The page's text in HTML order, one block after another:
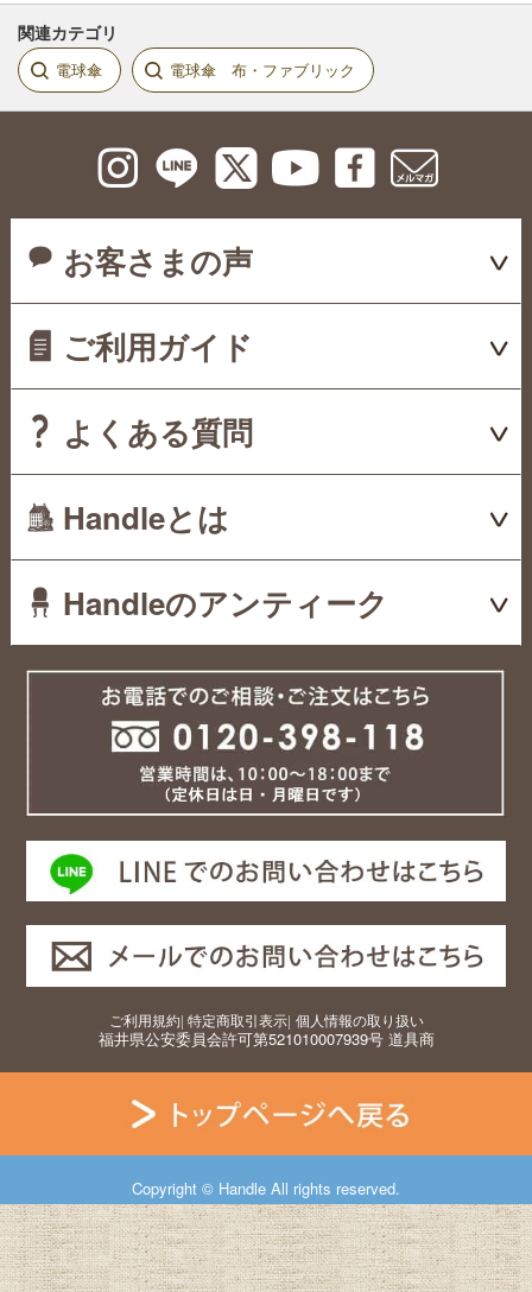
関連カテゴリ
電球傘 電球傘 布・ファブリック
お客さまの声
ご利用ガイド
よくある質問
Handleとは
Handleのアンティーク
ご利用規約| 特定商取引表示| 個人情報の取り扱い
福井県公安委員会許可第521010007939号 道具商
Copyright © Handle All rights reserved.